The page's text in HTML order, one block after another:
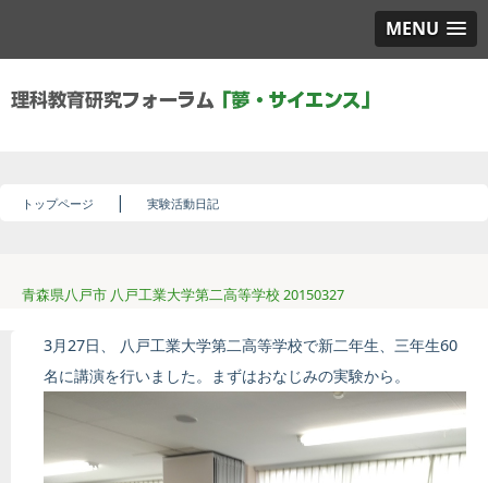
MENU
トップページ | 実験活動日記
青森県八戸市 八戸工業大学第二高等学校 20150327
3月27日、 八戸工業大学第二高等学校で新二年生、三年生60
名に講演を行いました。まずはおなじみの実験から。